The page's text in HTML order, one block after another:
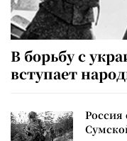
В борьбу с
вступает
Россия